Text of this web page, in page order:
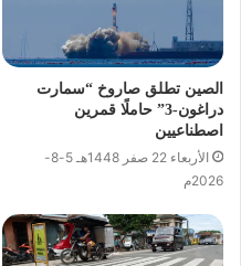
الصين تطلق صاروخ “سمارت
دراغون-3” حاملًا قمرين
اصطناعيين
الأربعاء 22 صفر 1448هـ 5-8-
2026م